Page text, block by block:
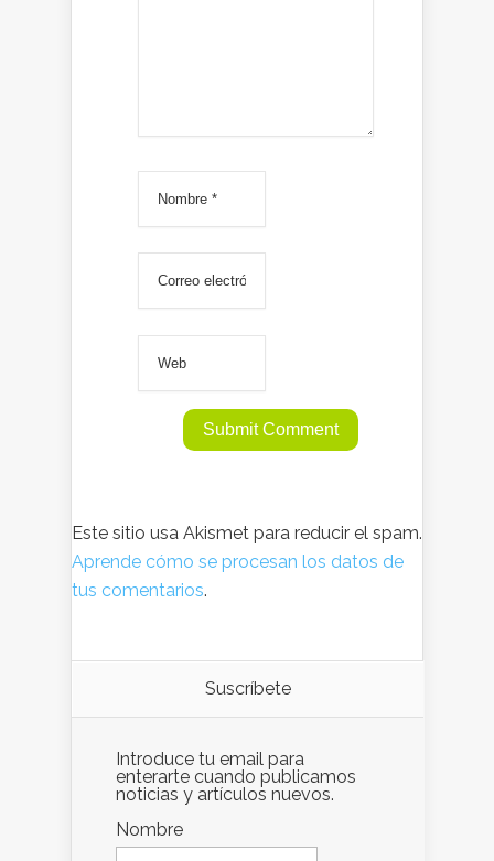
Este sitio usa Akismet para reducir el spam.
Aprende cómo se procesan los datos de
tus comentarios.
Suscríbete
Introduce tu email para
enterarte cuando publicamos
noticias y artículos nuevos.
Nombre